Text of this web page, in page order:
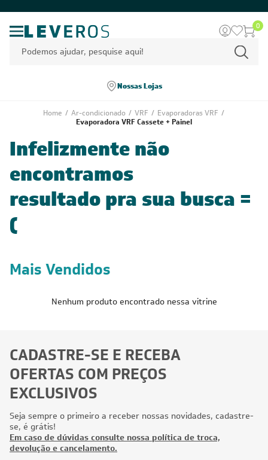
0
Nossas Lojas
Home / Ar-condicionado / VRF / Evaporadoras VRF /
Evaporadora VRF Cassete + Painel
Infelizmente não
encontramos
resultado pra sua busca =
(
Mais Vendidos
Nenhum produto encontrado nessa vitrine
CADASTRE-SE E RECEBA
OFERTAS COM PREÇOS
EXCLUSIVOS
Seja sempre o primeiro a receber nossas novidades, cadastre-
se, é grátis!
Em caso de dúvidas consulte nossa política de troca,
devolução e cancelamento.